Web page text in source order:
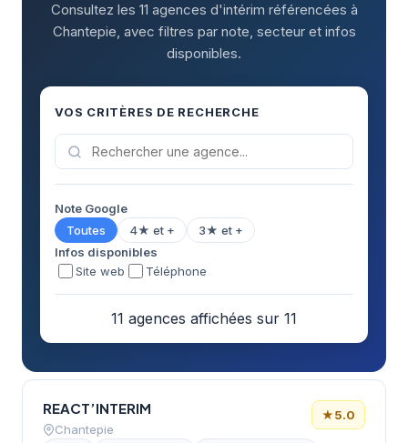
Consultez les 11 agences d'intérim référencées à
Chantepie, avec filtres par note, secteur et infos
disponibles.
VOS CRITÈRES DE RECHERCHE
Note Google
Toutes
4★ et +
3★ et +
Infos disponibles
Site web
Téléphone
11 agences affichées sur 11
REACT’INTERIM
Chantepie
★5.0